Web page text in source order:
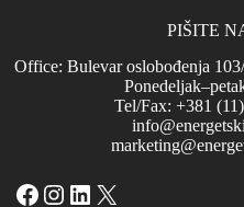
PIŠITE
Office: Bulevar oslobođenja
Tel/Fax: +381
Facebook
Instagram
LinkedIn
X